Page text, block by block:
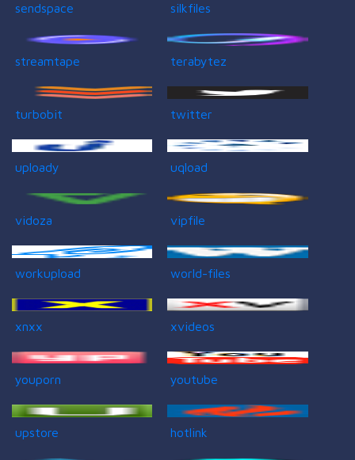
sendspace silkfiles
streamtape terabytez
turbobit twitter
uploady uqload
vidoza vipfile
workupload world-files
xnxx xvideos
youporn youtube
upstore hotlink